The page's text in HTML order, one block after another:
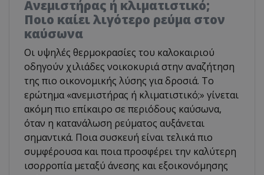
Ανεμιστήρας ή κλιματιστικό;
Ποιο καίει λιγότερο ρεύμα στον
καύσωνα
Οι υψηλές θερμοκρασίες του καλοκαιριού
οδηγούν χιλιάδες νοικοκυριά στην αναζήτηση
της πιο οικονομικής λύσης για δροσιά. Το
ερώτημα «ανεμιστήρας ή κλιματιστικό;» γίνεται
ακόμη πιο επίκαιρο σε περιόδους καύσωνα,
όταν η κατανάλωση ρεύματος αυξάνεται
σημαντικά. Ποια συσκευή είναι τελικά πιο
συμφέρουσα και ποια προσφέρει την καλύτερη
ισορροπία μεταξύ άνεσης και εξοικονόμησης